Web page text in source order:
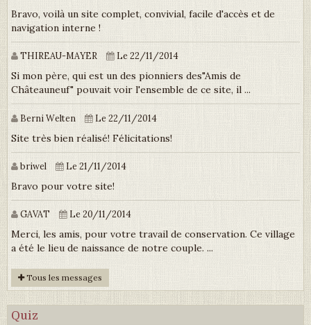
Bravo, voilà un site complet, convivial, facile d'accès et de
navigation interne !
THIREAU-MAYER Le 22/11/2014
Si mon père, qui est un des pionniers des"Amis de
Châteauneuf" pouvait voir l'ensemble de ce site, il ...
Berni Welten Le 22/11/2014
Site très bien réalisé! Félicitations!
briwel Le 21/11/2014
Bravo pour votre site!
GAVAT Le 20/11/2014
Merci, les amis, pour votre travail de conservation. Ce village
a été le lieu de naissance de notre couple. ...
Tous les messages
Quiz